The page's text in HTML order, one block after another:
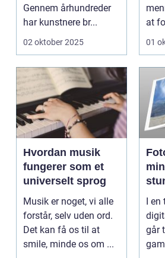
Gennem århundreder
har kunstnere br...
02 oktober 2025
at
01
Hvordan musik
fungerer som et
universelt sprog
Musik er noget, vi alle
forstår, selv uden ord.
Det kan få os til at
smile, minde os om ...
I en
går